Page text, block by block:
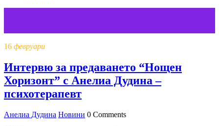
16 февруари
Интервю за предаването “Нощен
Хоризонт” с Анелиа Дудина –
психотерапевт
Анелиа Дудина Новини 0 Comments